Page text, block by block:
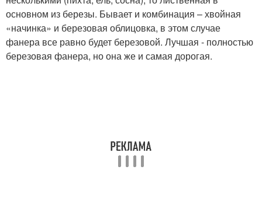
основном из березы. Бывает и комбинация – хвойная
«начинка» и березовая облицовка, в этом случае
фанера все равно будет березовой. Лучшая - полностью
березовая фанера, но она же и самая дорогая.